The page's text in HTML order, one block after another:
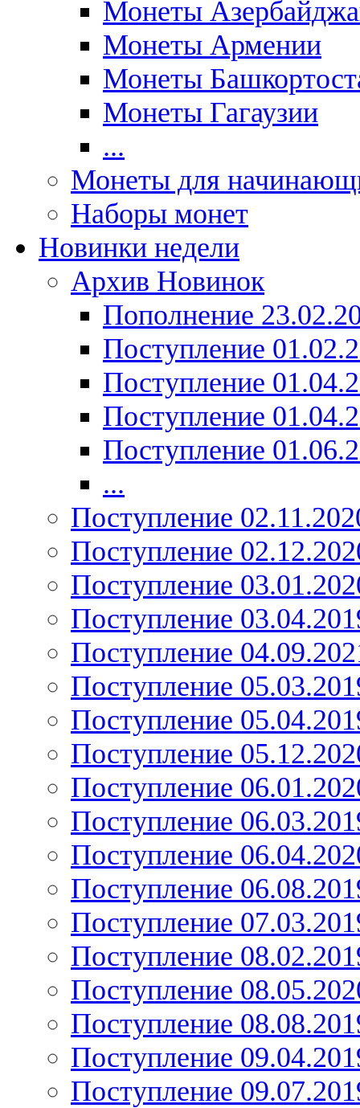
Монеты
Монеты Армении
Монеты
Монеты Гагаузии
...
Монеты для
Наборы монет
Новинки недели
Архив Новинок
Пополнение
Поступление
Поступление
Поступление
Поступление
...
Поступление
Поступление
Поступление
Поступление
Поступление
Поступление
Поступление
Поступление
Поступление
Поступление
Поступление
Поступление
Поступление
Поступление
Поступление
Поступление
Поступление
Поступление